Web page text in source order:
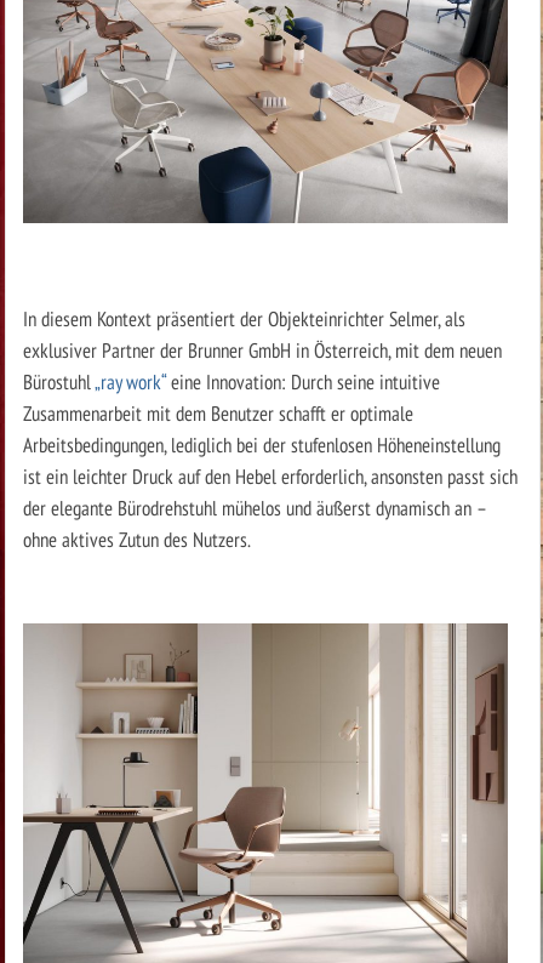
In diesem Kontext präsentiert der Objekteinrichter Selmer, als
exklusiver Partner der Brunner GmbH in Österreich, mit dem neuen
Bürostuhl„ray work“eine Innovation: Durch seine intuitive
Zusammenarbeit mit dem Benutzer schafft er optimale
Arbeitsbedingungen, lediglich bei der stufenlosen Höheneinstellung
ist ein leichter Druck auf den Hebel erforderlich, ansonsten passt sich
der elegante Bürodrehstuhl mühelos und äußerst dynamisch an –
ohne aktives Zutun des Nutzers.